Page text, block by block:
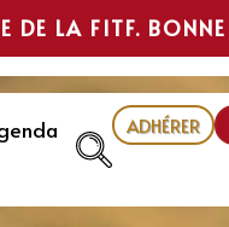
DE LA FITF.
ADHÉRER